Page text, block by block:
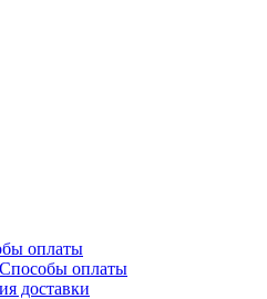
оплаты
Способы оплаты
доставки